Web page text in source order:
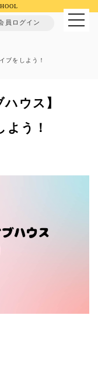
員ログイン
MENU
ブをしよう！
ウス】
う！